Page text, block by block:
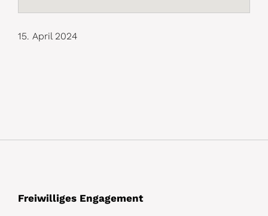
15. April 2024
Freiwilliges Engagement